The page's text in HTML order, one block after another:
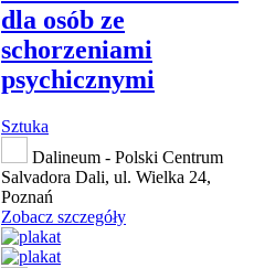
dla osób ze
schorzeniami
psychicznymi
Sztuka
Dalineum - Polski Centrum
Salvadora Dali, ul. Wielka 24,
Poznań
Zobacz szczegóły